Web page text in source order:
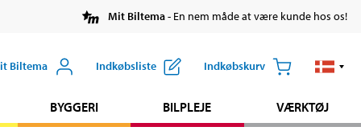
Mit Biltema- En nem måde at være kunde hos os!
Biltema Indkøbsliste Indkøbskurv
BYGGERI BILPLEJE VÆRKTØJ